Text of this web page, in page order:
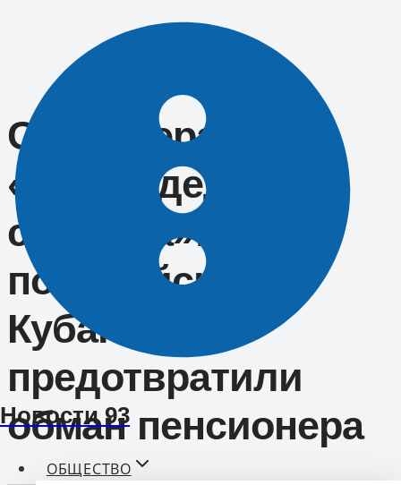
содержимому
Новости 93
ОБЩЕСТВО
Спецоперация
«Снять дедушку
с поезда»:
полицейские
Кубани
предотвратили
обман пенсионера